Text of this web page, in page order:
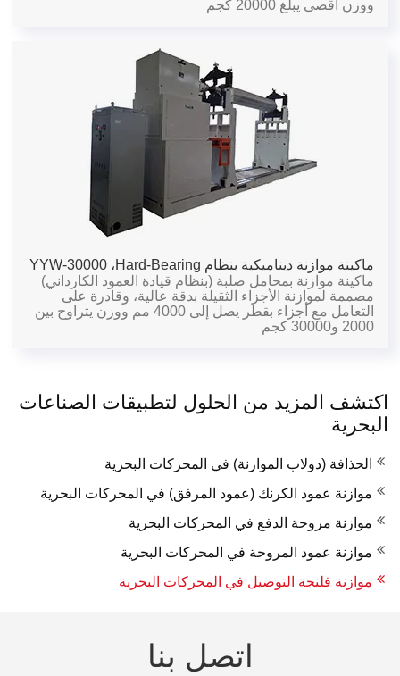
ووزن أقصى يبلغ 20000 كجم
ماكينة موازنة ديناميكية بنظام Hard-Bearing،
YYW-30000
ماكينة موازنة بمحامل صلبة (بنظام قيادة العمود الكارداني)
مصممة لموازنة الأجزاء الثقيلة بدقة عالية، وقادرة على
التعامل مع أجزاء بقطر يصل إلى 4000 مم ووزن يتراوح بين
2000 و30000 كجم
اكتشف المزيد من الحلول لتطبيقات الصناعات
البحرية
الحذافة (دولاب الموازنة) في المحركات البحرية
موازنة عمود الكرنك (عمود المرفق) في المحركات البحرية
موازنة مروحة الدفع في المحركات البحرية
موازنة عمود المروحة في المحركات البحرية
موازنة فلنجة التوصيل في المحركات البحرية
اتصل بنا